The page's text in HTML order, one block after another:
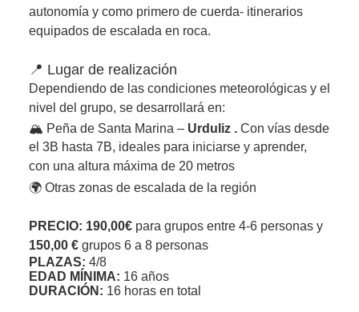
autonomía y como primero de cuerda- itinerarios
equipados de escalada en roca.
📍 Lugar de realización
Dependiendo de las condiciones meteorológicas y el
nivel del grupo, se desarrollará en:
🏔️ Peña de Santa Marina – Urduliz . Con vías desde
el 3B hasta 7B, ideales para iniciarse y aprender,
con una altura máxima de 20 metros
🌍 Otras zonas de escalada de la región
PRECIO: 190,00€para grupos entre 4-6 personas y
150,00 €grupos 6 a 8 personas
PLAZAS: 4/8
EDAD MÍNIMA: 16 años
DURACIÓN: 16 horas en total